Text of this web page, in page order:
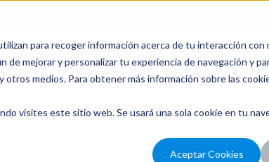
para recoger información acerca de tu interacción
mejorar y personalizar tu experiencia de navegación y
medios. Para obtener más información sobre las
visites este sitio web. Se usará una sola cookie en tu
Aceptar Cookies
Precios Nosotros Recursos